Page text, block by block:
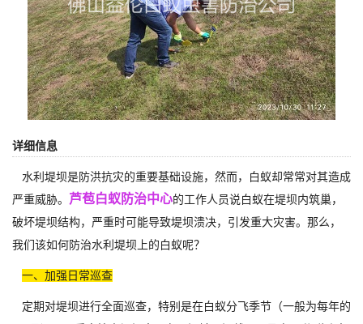
详细信息
水利堤坝是防洪抗灾的重要基础设施，然而，白蚁却常常对其造成
严重威胁。 芦苞白蚁防治中心的工作人员说白蚁在堤坝内筑巢，
破坏堤坝结构，严重时可能导致堤坝溃决，引发重大灾害。那么，
我们该如何防治水利堤坝上的白蚁呢？
一、加强日常巡查
定期对堤坝进行全面巡查，特别是在白蚁分飞季节（一般为每年的